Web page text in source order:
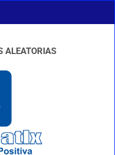
ALEATORIAS